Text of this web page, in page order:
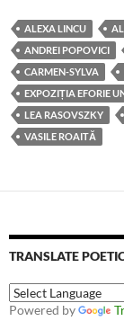
ALEXA LINCU
ANDREI POPOVICI
CARMEN-SYLVA
EXPOZIȚIA EFORIE
LEA RASOVSZKY
VASILE ROAITĂ
TRANSLATE
Powered by